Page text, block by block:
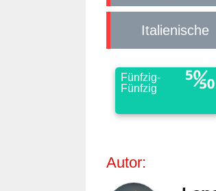
Italienische
Fünfzig-
Fünfzig
Autor: